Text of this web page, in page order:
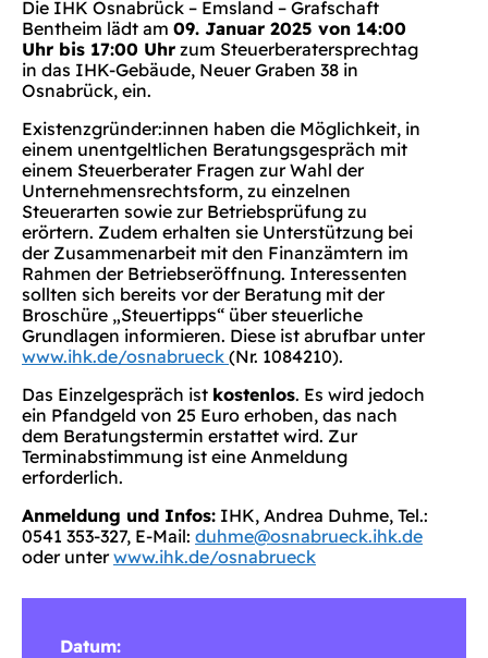
Die IHK Osnabrück – Emsland – Grafschaft
Bentheim lädt am 09. Januar 2025 von 14:00
Uhr bis 17:00 Uhr zum Steuerberatersprechtag
in das IHK-Gebäude, Neuer Graben 38 in
Osnabrück, ein.
Existenzgründer:innen haben die Möglichkeit, in
einem unentgeltlichen Beratungsgespräch mit
einem Steuerberater Fragen zur Wahl der
Unternehmensrechtsform, zu einzelnen
Steuerarten sowie zur Betriebsprüfung zu
erörtern. Zudem erhalten sie Unterstützung bei
der Zusammenarbeit mit den Finanzämtern im
Rahmen der Betriebseröffnung. Interessenten
sollten sich bereits vor der Beratung mit der
Broschüre „Steuertipps“ über steuerliche
Grundlagen informieren. Diese ist abrufbar unter
www.ihk.de/osnabrueck (Nr. 1084210).
Das Einzelgespräch ist kostenlos. Es wird jedoch
ein Pfandgeld von 25 Euro erhoben, das nach
dem Beratungstermin erstattet wird. Zur
Terminabstimmung ist eine Anmeldung
erforderlich.
Anmeldung und Infos: IHK, Andrea Duhme, Tel.:
0541 353-327, E-Mail: duhme@osnabrueck.ihk.de
oder unterwww.ihk.de/osnabrueck
Datum: